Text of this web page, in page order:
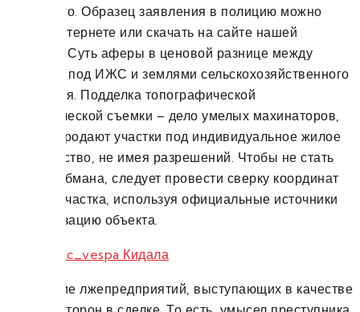
морального. Образец заявления в полицию можно
найти в интернете или скачать на сайте нашей
компании. Суть аферы в ценовой разнице между
участками под ИЖС и землями сельскохозяйственного
назначения. Подделка топографической
и геодезической съемки – дело умелых махинаторов,
которые продают участки под индивидуальное жилое
строительство, не имея разрешений. Чтобы не стать
жертвой обмана, следует провести сверку координат
и границ участка, используя официальные источники
и визуализацию объекта.
4) создание лжепредприятий, выступающих в качестве